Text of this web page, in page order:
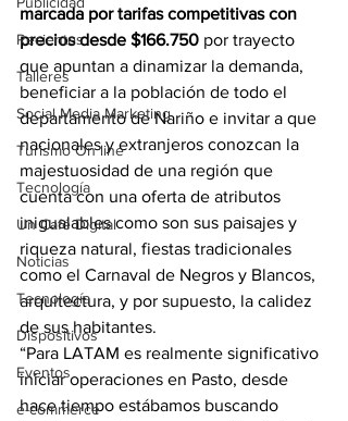
Recientes
Talleres
Social Media Marketing
Turismo On line
Tecnología
Un Café Digital
Noticias
Tecnología
Dispositivos
Eventos
e-commerce
marcada por tarifas competitivas con
precios desde $166.750 por trayecto
que apuntan a dinamizar la demanda,
beneficiar a la población de todo el
departamento de Nariño e invitar a que
nacionales y extranjeros conozcan la
majestuosidad de una región que
cuenta con una oferta de atributos
inigualables como son sus paisajes y
riqueza natural, fiestas tradicionales
como el Carnaval de Negros y Blancos,
arquitectura, y por supuesto, la calidez
de sus habitantes.
“Para LATAM es realmente significativo
iniciar operaciones en Pasto, desde
hace tiempo estábamos buscando